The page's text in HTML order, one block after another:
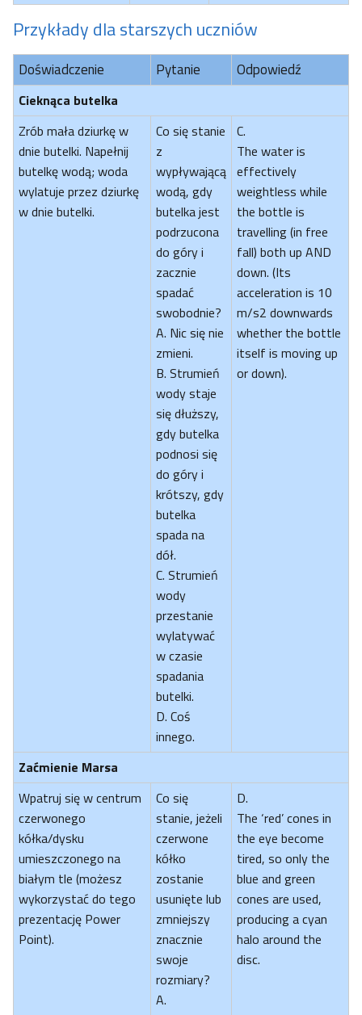
Przykłady dla starszych uczniów
Doświadczenie Pytanie Odpowiedź
Cieknąca butelka
Zrób mała dziurkę w
dnie butelki. Napełnij
butelkę wodą; woda
wylatuje przez dziurkę
w dnie butelki.
Co się stanie
z
wypływającą
wodą, gdy
butelka jest
podrzucona
do góry i
zacznie
spadać
swobodnie?
A. Nic się nie
zmieni.
B. Strumień
wody staje
się dłuższy,
gdy butelka
podnosi się
do góry i
krótszy, gdy
butelka
spada na
dół.
C. Strumień
wody
przestanie
wylatywać
w czasie
spadania
butelki.
D. Coś
innego.
C.
The water is
effectively
weightless while
the bottle is
travelling (in free
fall) both up AND
down. (Its
acceleration is 10
m/s2 downwards
whether the bottle
itself is moving up
or down).
Zaćmienie Marsa
Wpatruj się w centrum
czerwonego
kółka/dysku
umieszczonego na
białym tle (możesz
wykorzystać do tego
prezentację Power
Point).
Co się
stanie, jeżeli
czerwone
kółko
zostanie
usunięte lub
zmniejszy
znacznie
swoje
rozmiary?
A.
D.
The ‘red’ cones in
the eye become
tired, so only the
blue and green
cones are used,
producing a cyan
halo around the
disc.